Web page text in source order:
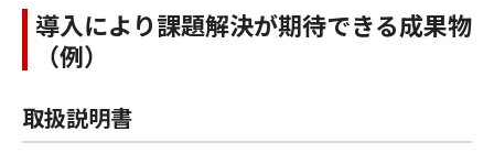
導入により課題解決が期待できる成果物
（例）
取扱説明書